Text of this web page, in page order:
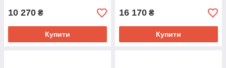
10 270 ₴
Купити
16 170 ₴
Купити